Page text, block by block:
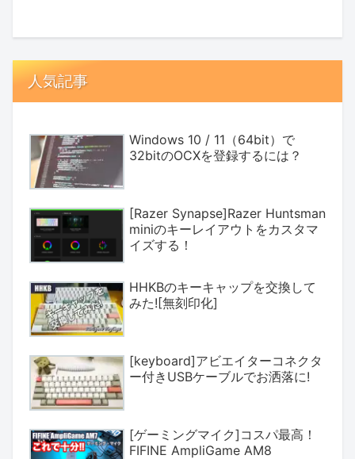
人気記事
Windows 10 / 11（64bit）で
32bitのOCXを登録するには？
[Razer Synapse]Razer Huntsman
miniのキーレイアウトをカスタマ
イズする！
HHKBのキーキャップを交換して
みた![無刻印化]
[keyboard]アビエイターコネクタ
ー付きUSBケーブルでお洒落に!
[ゲーミングマイク]コスパ最高！
FIFINE AmpliGame AM8